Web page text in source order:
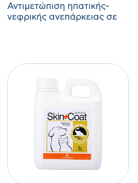
Αντιμετώπιση ηπατικής-
νεφρικής ανεπάρκειας σε